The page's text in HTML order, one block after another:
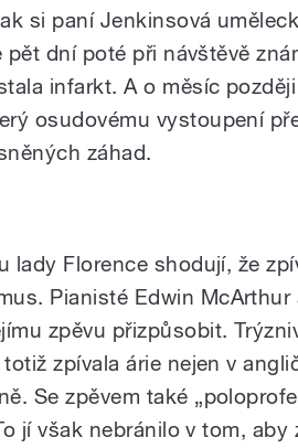
si paní Jenkinsová
dní poté při návštěvě
infarkt. A o měsíc
osudovému vystoupení
záhad.
lady Florence shodují, že
Pianisté Edwin McArthur
zpěvu přizpůsobit.
zpívala árie nejen v
Se zpěvem také
jí však nebránilo v tom, aby